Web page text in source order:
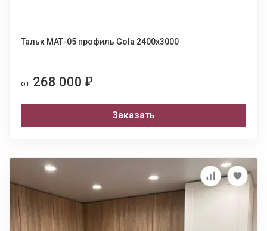
Тальк МАТ-05 профиль Gola 2400х3000
от 268 000 ₽
Заказать